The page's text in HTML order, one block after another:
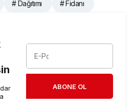
# Dağıtımı # Fidanı
ABONE OL